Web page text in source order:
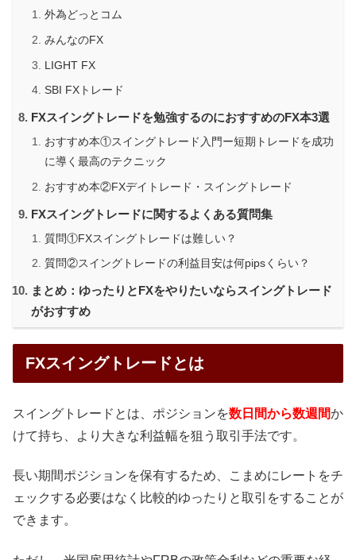
外為どっとコム
みんなのFX
LIGHT FX
SBI FXトレード
FXスイングトレードを勉強するのにおすすめのFX本3選
おすすめ本①スイングトレード入門ー短期トレードを成功
に導く最高のテクニック
おすすめ本②FXデイトレード・スイングトレード
FXスイングトレードに関するよくある質問集
質問①FXスイングトレードは難しい？
質問②スイングトレードの利益目安は何pipsくらい？
まとめ：ゆったりとFXをやりたいならスイングトレード
がおすすめ
FXスイングトレードとは
スイングトレードとは、ポジションを数日間から数週間か
けて持ち、より大きな利益幅を狙う取引手法です。
長い期間ポジションを保有するため、こまめにレートをチ
ェックする必要はなく比較的ゆったりと取引をすることが
できます。